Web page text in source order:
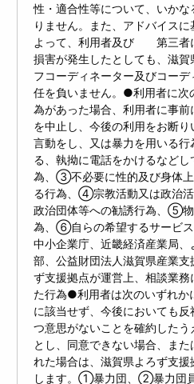
性・適合性等について、いか
りません。また、アドバイス
よって、利用者及び 第三者
損害が発生したとしても、滋
フコーディネーター及びコー
任を負いません。●利用者に次
為があった場合、利用者に事
を中止し、今後の利用をお断
言動をし、又は暴力を用いる
る、執拗に電話をかけるなど
為、③不必要に性的及び身体
る行為、④宗教活動又は政治
政治団体等への勧誘行為、⑤
為、⑥自らの希望するサービス
中小企業庁、近畿経済産業局
部、公益財団法人滋賀県産業
ず支援拠点が運営上、相談業
た行為●利用者は次のいずれか
に該当せず、今後においても
つ意思がないことを確約したう
とし、同意できない場合、ま
れた場合は、滋賀県よろず支
します。①暴力団、②暴力団